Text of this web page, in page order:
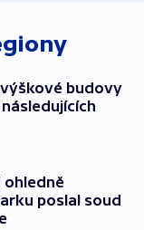
budovy
ohledně
poslal soud